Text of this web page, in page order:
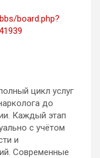
board.php?
цикл услуг
до
Каждый этап
с учётом
и
Современные